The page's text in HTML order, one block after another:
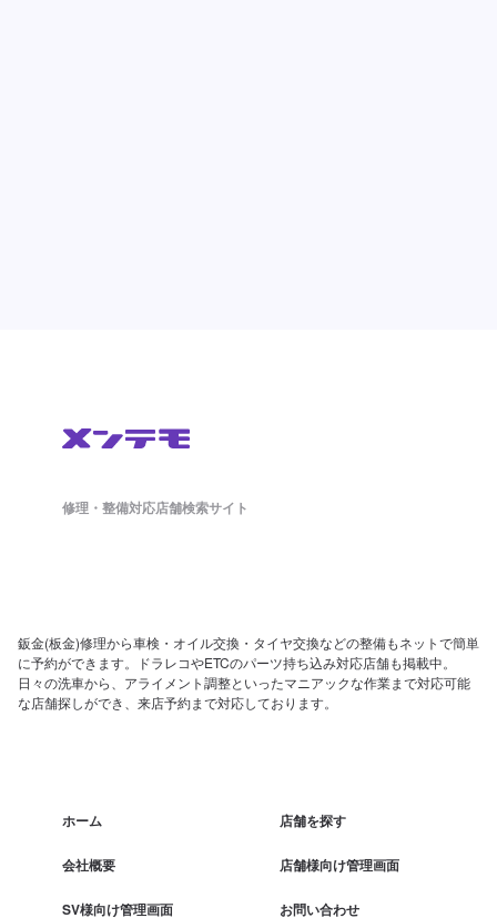
修理・整備対応店舗検索サイト
鈑金(板金)修理から車検・オイル交換・タイヤ交換などの整備もネットで簡単
に予約ができます。ドラレコやETCのパーツ持ち込み対応店舗も掲載中。
日々の洗車から、アライメント調整といったマニアックな作業まで対応可能
な店舗探しができ、来店予約まで対応しております。
ホーム 店舗を探す
会社概要 店舗様向け管理画面
SV様向け管理画面 お問い合わせ